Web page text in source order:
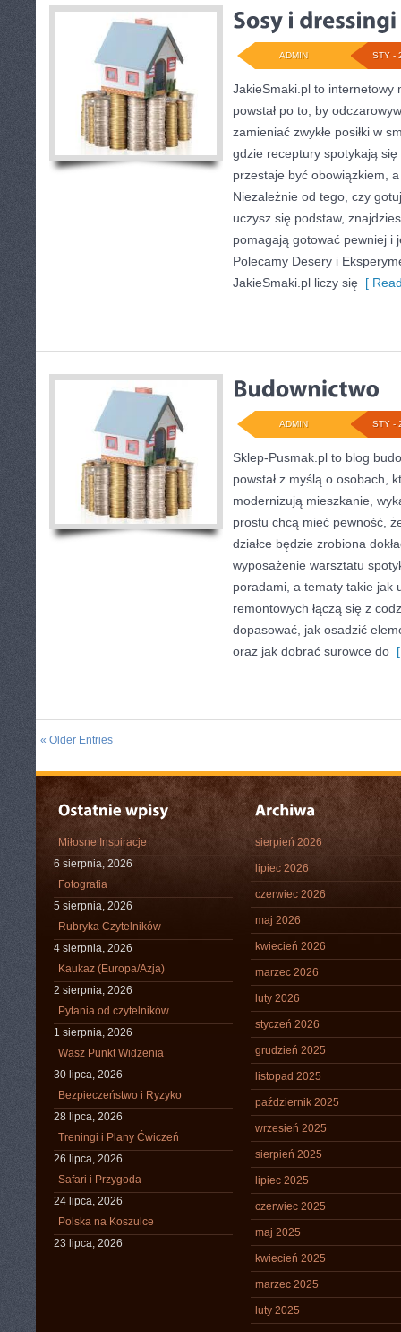
STY -
ADMIN
JakieSmaki.pl to internetowy
powstał po to, by
zamieniać zwykłe posiłki w
gdzie receptury spotykają
przestaje być obowiązkiem,
Niezależnie od tego, czy
uczysz się podstaw,
pomagają gotować pewniej i
Polecamy Desery i
JakieSmaki.pl liczy się [
STY -
ADMIN
Sklep-Pusmak.pl to blog
powstał z myślą o osobach,
modernizują mieszkanie,
prostu chcą mieć pewność,
działce będzie zrobiona
wyposażenie warsztatu
poradami, a tematy takie jak
remontowych łączą się z
dopasować, jak osadzić
oraz jak dobrać surowce do
« Older Entries
Miłosne Inspiracje
6 sierpnia, 2026
Fotografia
5 sierpnia, 2026
Rubryka Czytelników
4 sierpnia, 2026
Kaukaz (Europa/Azja)
2 sierpnia, 2026
Pytania od czytelników
1 sierpnia, 2026
Wasz Punkt Widzenia
30 lipca, 2026
Bezpieczeństwo i Ryzyko
28 lipca, 2026
Treningi i Plany Ćwiczeń
26 lipca, 2026
Safari i Przygoda
24 lipca, 2026
Polska na Koszulce
23 lipca, 2026
sierpień 2026
lipiec 2026
czerwiec 2026
maj 2026
kwiecień 2026
marzec 2026
luty 2026
styczeń 2026
grudzień 2025
listopad 2025
październik 2025
wrzesień 2025
sierpień 2025
lipiec 2025
czerwiec 2025
maj 2025
kwiecień 2025
marzec 2025
luty 2025